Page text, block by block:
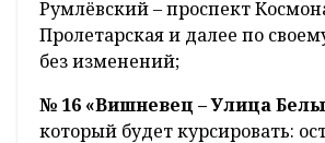
Румлёвский – проспект
Пролетарская и далее по
без изменений;
№ 16 «Вишневец – Улица
который будет курсировать: